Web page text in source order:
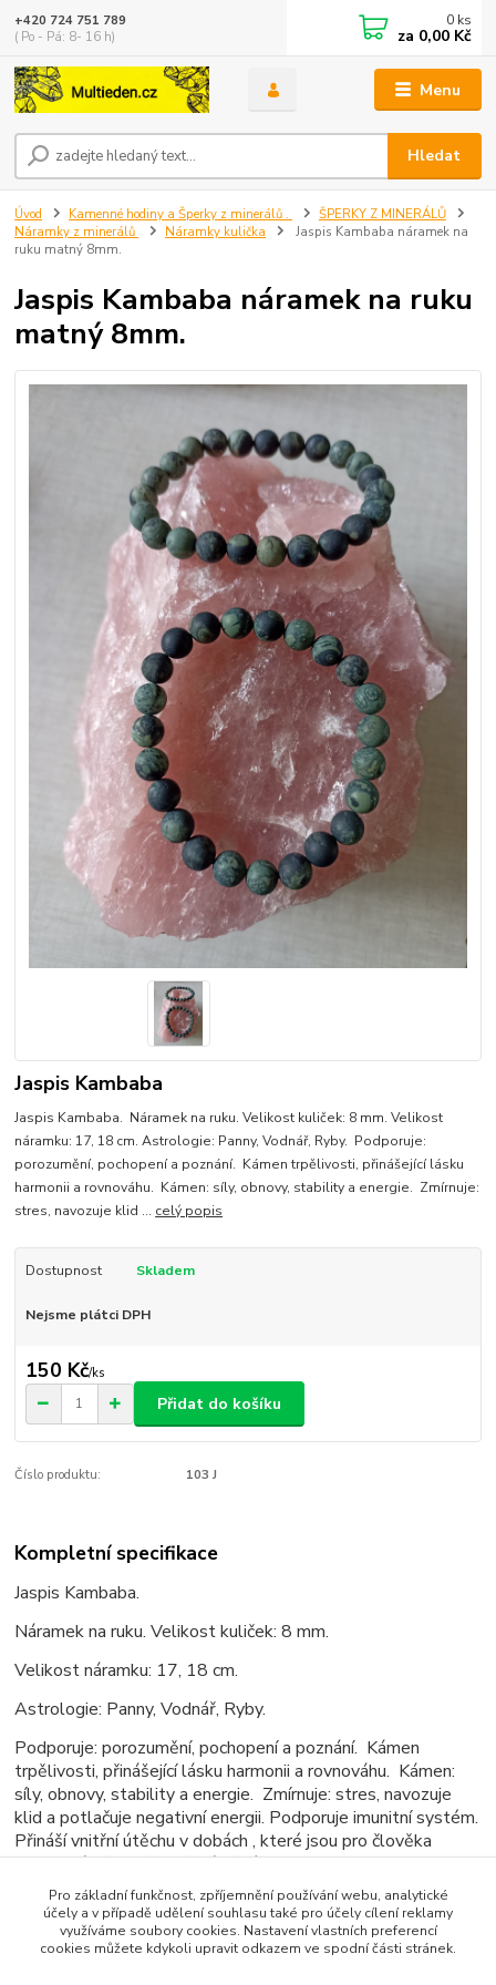
Menu
Hledat
+420 724 751 789
( Po - Pá: 8- 16 h)
0 ks
za 0,00 Kč
Úvod Kamenné hodiny a Šperky z minerálů .
ŠPERKY Z MINERÁLŮ
Náramky z minerálů
Náramky kulička
Jaspis Kambaba náramek na
ruku matný 8mm.
Jaspis Kambaba náramek na ruku
matný 8mm.
Jaspis Kambaba
Jaspis Kambaba. Náramek na ruku. Velikost kuliček: 8 mm. Velikost
náramku: 17, 18 cm. Astrologie: Panny, Vodnář, Ryby. Podporuje:
porozumění, pochopení a poznání. Kámen trpělivosti, přinášející lásku
harmonii a rovnováhu. Kámen: síly, obnovy, stability a energie. Zmírnuje:
stres, navozuje klid ... celý popis
Dostupnost Skladem
Nejsme plátci DPH
150 Kč/ks
Přidat do košíku
Číslo produktu: 103 J
Kompletní specifikace
Jaspis Kambaba.
Náramek na ruku. Velikost kuliček: 8 mm.
Velikost náramku: 17, 18 cm.
Astrologie: Panny, Vodnář, Ryby.
Podporuje: porozumění, pochopení a poznání. Kámen
trpělivosti, přinášející lásku harmonii a rovnováhu. Kámen:
síly, obnovy, stability a energie. Zmírnuje: stres, navozuje
klid a potlačuje negativní energii. Podporuje imunitní systém.
Přináší vnitřní útěchu v dobách , které jsou pro člověka
emocionálně a duševně náročné.
Pro základní funkčnost, zpříjemnění používání webu, analytické
účely a v případě udělení souhlasu také pro účely cílení reklamy
využíváme soubory cookies. Nastavení vlastních preferencí
cookies můžete kdykoli upravit odkazem ve spodní části stránek.